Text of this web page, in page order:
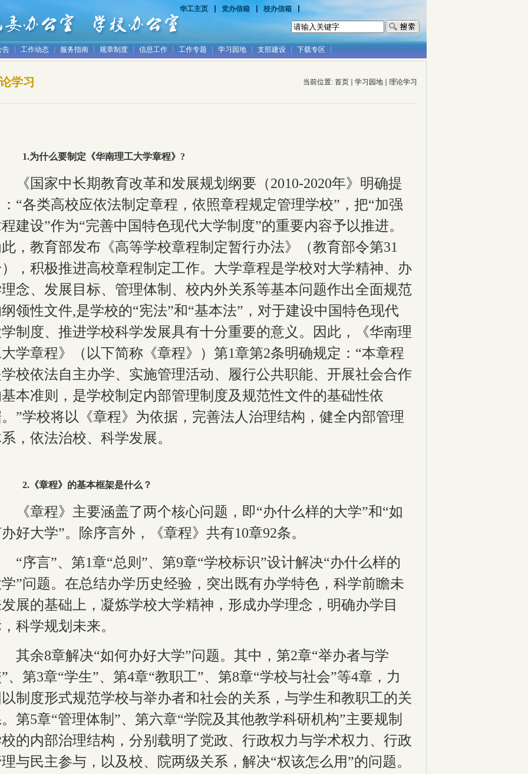
华工主页 党办信箱 校办信箱
告 工作动态 服务指南 规章制度 信息工作 工作专题 学习园地 支部建设 下载专区
学习 当前位置: 首页 学习园地 理论学习
1.为什么要制定《华南理工大学章程》 ?
《国家中长期教育改革和发展规划纲要（2010-2020年》明确提
“各类高校应依法制定章程，依照章程规定管理学校”，把“加强
建设”作为“完善中国特色现代大学制度”的重要内容予以推进。
，教育部发布《高等学校章程制定暂行办法》 （教育部令第31
，积极推进高校章程制定工作。大学章程是学校对大学精神、办
念、发展目标、管理体制、校内外关系等基本问题作出全面规范
领性文件,是学校的“宪法”和“基本法”，对于建设中国特色现代
制度、推进学校科学发展具有十分重要的意义。因此，《华南理
学章程》（以下简称《章程》）第1章第2条明确规定：“本章程
校依法自主办学、实施管理活动、履行公共职能、开展社会合作
本准则，是学校制定内部管理制度及规范性文件的基础性依
。 ”学校将以《章程》为依据，完善法人治理结构，健全内部管理
，依法治校、科学发展。
2.《章程》的基本框架是什么？
《章程》主要涵盖了两个核心问题，即“办什么样的大学”和“如
好大学”。除序言外，《章程》共有10章92条。
“序言”、第1章“总则”、第9章“学校标识”设计解决“办什么样的
”问题。在总结办学历史经验，突出既有办学特色，科学前瞻未
展的基础上，凝炼学校大学精神，形成办学理念，明确办学目
科学规划未来。
其余8章解决“如何办好大学”问题。其中，第2章“举办者与学
、第3章“学生”、第4章“教职工”、第8章“学校与社会”等4章，力
制度形式规范学校与举办者和社会的关系，与学生和教职工的关
第5章“管理体制”、第六章“学院及其他教学科研机构”主要规制
的内部治理结构，分别载明了党政、行政权力与学术权力、行政
与民主参与，以及校、院两级关系，解决“权该怎么用”的问题。